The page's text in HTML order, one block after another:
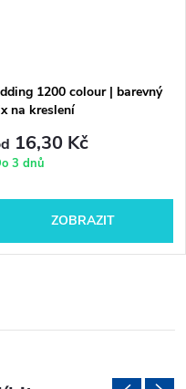
1200 colour | barevný
na kreslení
16,30 Kč
3 dnů
ZOBRAZIT